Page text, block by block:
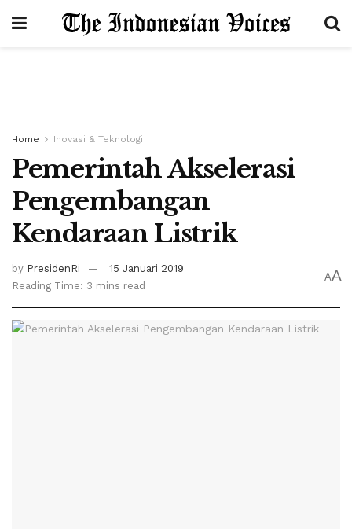
Home Inovasi & Teknologi
Pemerintah Akselerasi
Pengembangan
Kendaraan Listrik
by PresidenRi
15 Januari 2019
Reading Time: 3 mins read
AA